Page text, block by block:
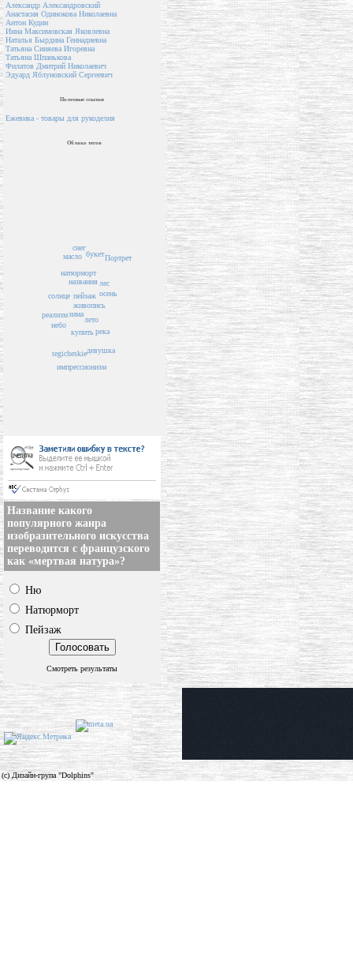
Александр Александровский
Анастасия Одинокова Николаевна
Антон Кудин
Инна Максимовская Яковлевна
Наталья Бырдина Геннадиевна
Татьяна Синяева Игоревна
Татьяна Шпанькова
Филатов Дмитрий Николаевич
Эдуард Яблуновский Сергеевич
Полезные ссылки
Ежевика - товары для рукоделия
Облако тегов
пейзаж
названия
живопись
лето
натюрморт
купить
солнце
лес
зима
осень
букет
масло
река
снег
tegicheskie
реализм
небо
импрессионизм
Портрет
девушка
Название какого
популярного жанра
изобразительного искусства
переводится с французского
как «мертвая натура»?
Ню
Натюрморт
Пейзаж
Смотреть результаты
(c) Дизайн-група "Dolphins"